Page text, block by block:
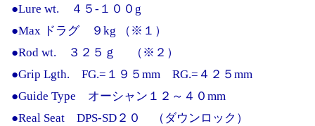
●Lure wt. ４５-１００g
●Max ドラグ ９kg （※１）
●Rod wt. ３２５ｇ （※２）
●Grip Lgth. FG.=１９５mm RG.=４２５mm
●Guide Type オーシャン１２～４０mm
●Real Seat DPS-SD２０ （ダウンロック）